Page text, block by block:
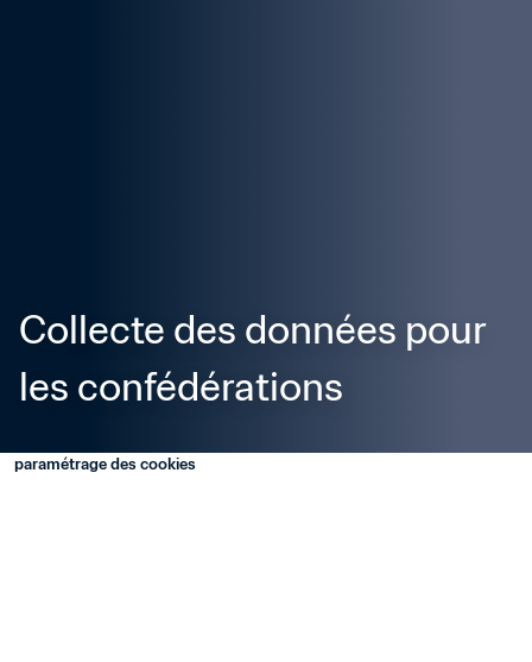
Collecte des données pour
les confédérations
paramétrage des cookies